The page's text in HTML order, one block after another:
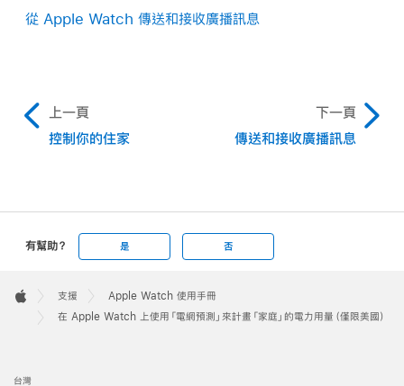
從 Apple Watch 傳送和接收廣播訊息
上一頁
控制你的住家
下一頁
傳送和接收廣播訊息
有幫助？ 是 否
Footer

支援
Apple Watch 使用手冊
在 Apple Watch 上使用「電網預測」來計畫「家庭」的電力用量（僅限美國）
台灣